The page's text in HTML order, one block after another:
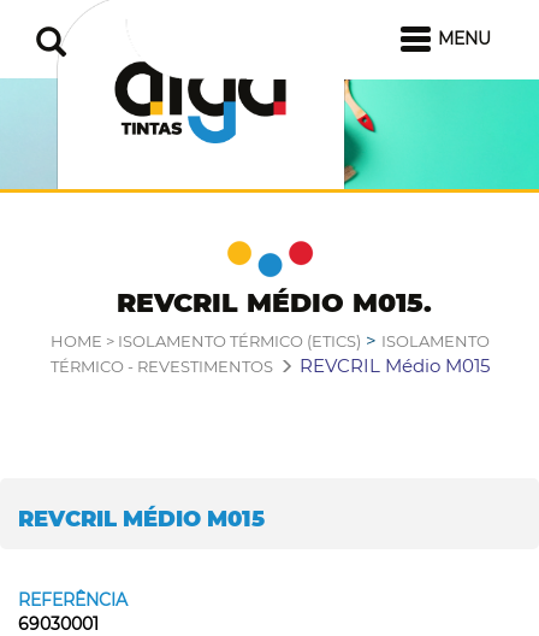
MENU
REVCRIL MÉDIO M015
HOME > ISOLAMENTO TÉRMICO (ETICS) > ISOLAMENTO
TÉRMICO - REVESTIMENTOS
REVCRIL Médio M015
REVCRIL MÉDIO M015
REFERÊNCIA
69030001